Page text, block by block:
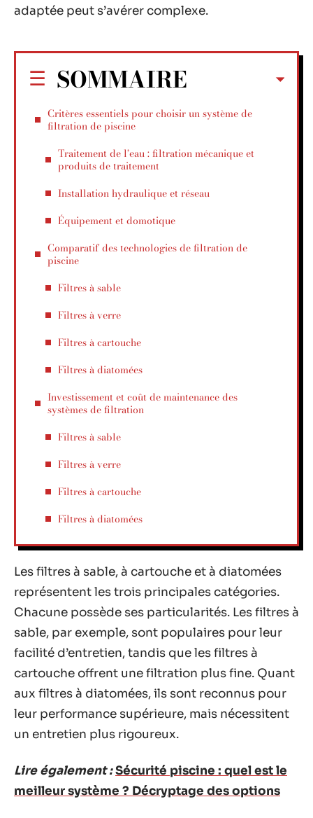
adaptée peut s’avérer complexe.
SOMMAIRE
Critères essentiels pour choisir un système de
filtration de piscine
Traitement de l’eau : filtration mécanique et
produits de traitement
Installation hydraulique et réseau
Équipement et domotique
Comparatif des technologies de filtration de
piscine
Filtres à sable
Filtres à verre
Filtres à cartouche
Filtres à diatomées
Investissement et coût de maintenance des
systèmes de filtration
Filtres à sable
Filtres à verre
Filtres à cartouche
Filtres à diatomées
Les filtres à sable, à cartouche et à diatomées
représentent les trois principales catégories.
Chacune possède ses particularités. Les filtres à
sable, par exemple, sont populaires pour leur
facilité d’entretien, tandis que les filtres à
cartouche offrent une filtration plus fine. Quant
aux filtres à diatomées, ils sont reconnus pour
leur performance supérieure, mais nécessitent
un entretien plus rigoureux.
Lire également :Sécurité piscine : quel est le
meilleur système ? Décryptage des options